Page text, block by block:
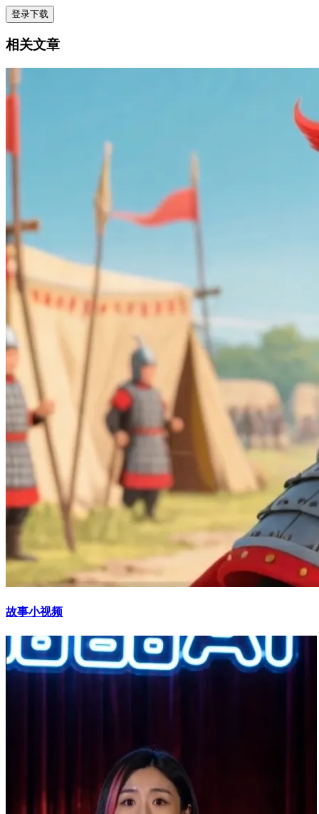
登录下载
相关文章
故事小视频